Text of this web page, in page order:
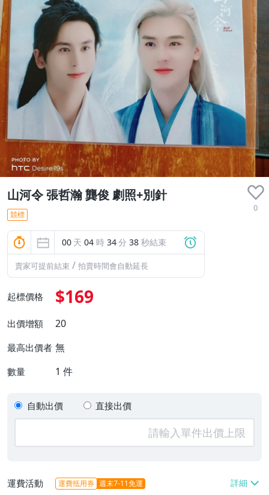
山河令 張哲瀚 龔俊 劇照+別針
0
競標
00 天 04 時 34分 37 秒結束
賣家可提前結束 / 拍賣時間會自動延長
起標價格 $169
出價增額 20
最高出價者 無
數量 1 件
自動出價 直接出價
運費活動 運費抵用券 週末7-11免運